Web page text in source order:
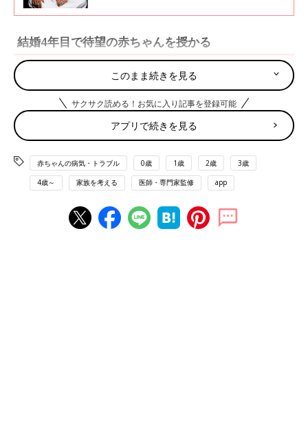
9月に誕生した三女の稀子ちゃんがダウン症候
ずれは道場を療育施設としても機能させるよう
に準備している」と話す鈴木監督に、稀子ちゃ
んの成長の様子や、道場設立の思いについて聞
きました。
結婚4年目で待望の赤ちゃんを授かる
このまま続きを見る
サクサク読める！お気に入り記事を登録可能
アプリで続きを見る
赤ちゃんの病気・トラブル 0歳 1歳 2歳 3歳
4歳～ 家族を考える 医師・専門家監修 app